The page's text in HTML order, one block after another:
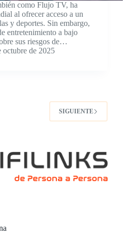
como Flujo TV, ha
al ofrecer acceso a un
y deportes. Sin embargo,
entretenimiento a bajo
sus riesgos de…
octubre de 2025
SIGUIENTE